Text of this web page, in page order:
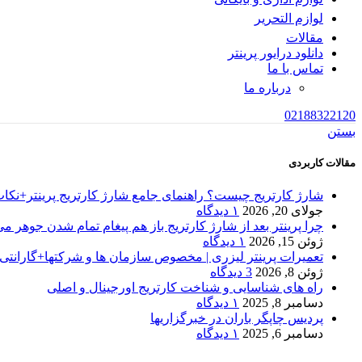
لوازم التحریر
مقالات
دانلود درایور پرینتر
تماس با ما
درباره ما
02188322120
بستن
مقالات کاربردی
شارژ کارتریج چیست؟ راهنمای جامع شارژ کارتریج
جولای 20, 2026
۱ دیدگاه
چرا پرینتر بعد از شارژ کارتریج باز هم پیغام تمام شدن جوهر
ژوئن 15, 2026
۱ دیدگاه
تعمیرات پرینتر لیزری | مخصوص سازمان ها و شرکتها+گارانتی100%
ژوئن 8, 2026
3 دیدگاه
راه های شناسایی و شناخت کارتریج اورجینال و اصلی
دسامبر 8, 2025
۱ دیدگاه
پردیس چاپگر باران در خبرگزاریها
دسامبر 6, 2025
۱ دیدگاه